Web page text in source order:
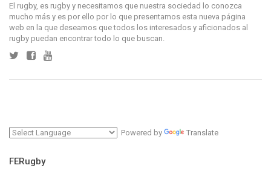
El rugby, es rugby y necesitamos que nuestra sociedad lo conozca
mucho más y es por ello por lo que presentamos esta nueva página
web en la que deseamos que todos los interesados y aficionados al
rugby puedan encontrar todo lo que buscan.
Powered by Translate
FERugby